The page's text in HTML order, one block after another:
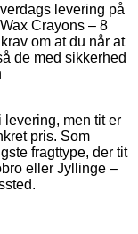
levering på
Crayons – 8
om at du når at
de med sikkerhed
levering, men tit er
pris. Som
fragttype, der tit
eller Jyllinge –